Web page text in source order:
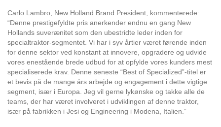
Carlo Lambro, New Holland Brand President, kommenterede:
“Denne prestigefyldte pris anerkender endnu en gang New
Hollands suverænitet som den ubestridte leder inden for
specialtraktor-segmentet. Vi har i syv årtier været førende inden
for denne sektor ved konstant at innovere, opgradere og udvide
vores enestående brede udbud for at opfylde vores kunders mest
specialiserede krav. Denne seneste “Best of Specialized”-titel er
et bevis på de mange års arbejde og engagement i dette vigtige
segment, især i Europa. Jeg vil gerne lykønske og takke alle de
teams, der har været involveret i udviklingen af denne traktor,
især på fabrikken i Jesi og Engineering i Modena, Italien.”